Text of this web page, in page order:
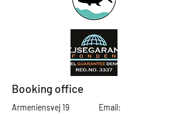
Booking office
Armeniensvej 19
Email: